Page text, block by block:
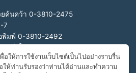
ค้นคว้า 0-3810-2475
7
พิมพ์ 0-3810-2492
2460, 0-3810-2465
989-2993
อให้การใช้งานเว็บไซต์เป็นไปอย่างราบรื่น
ห้ท่านรับรองว่าท่านได้อ่านและทำความ